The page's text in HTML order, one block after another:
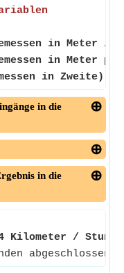
in Meter /
in Meter
in Zweite)
in die
in die
Kilometer / Stunde
abgeschlossen)